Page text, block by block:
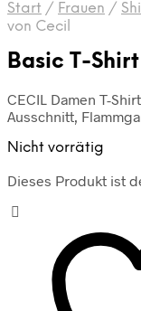
Start / Frauen /
von Cecil
Basic T-
CECIL Damen T-
Ausschnitt,
Nicht vorrätig
Dieses Produkt ist